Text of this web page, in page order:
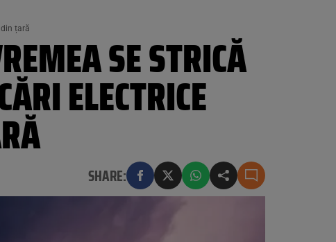
țară
SE STRICĂ
ELECTRICE
SHARE: